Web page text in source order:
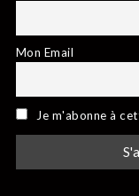
Mon Email
Je m'abonne à